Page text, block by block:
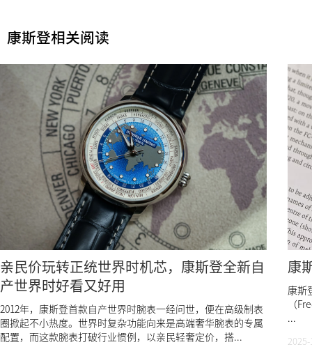
康斯登相关阅读
亲民价玩转正统世界时机芯，康斯登全新自
产世界时好看又好用
2012年，康斯登首款自产世界时腕表一经问世，便在高级制表
圈掀起不小热度。世界时复杂功能向来是高端奢华腕表的专属
配置，而这款腕表打破行业惯例，以亲民轻奢定价，搭...
康
康斯
（
...